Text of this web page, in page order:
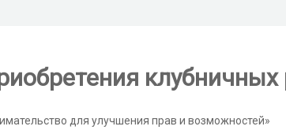
клубничных
для улучшения прав и возможностей»